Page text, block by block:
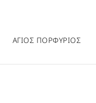
ΑΓΙΟΣ ΠΟΡΦΥΡΙΟΣ